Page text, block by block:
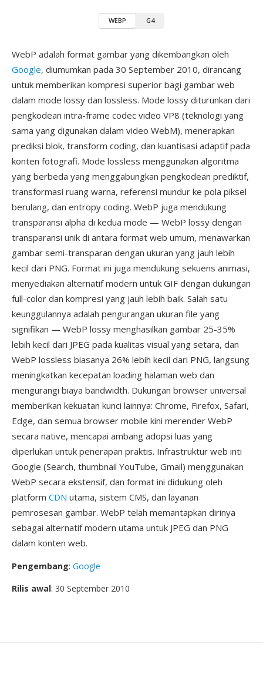
WEBP G4
WebP adalah format gambar yang dikembangkan oleh
Google, diumumkan pada 30 September 2010, dirancang
untuk memberikan kompresi superior bagi gambar web
dalam mode lossy dan lossless. Mode lossy diturunkan dari
pengkodean intra-frame codec video VP8 (teknologi yang
sama yang digunakan dalam video WebM), menerapkan
prediksi blok, transform coding, dan kuantisasi adaptif pada
konten fotografi. Mode lossless menggunakan algoritma
yang berbeda yang menggabungkan pengkodean prediktif,
transformasi ruang warna, referensi mundur ke pola piksel
berulang, dan entropy coding. WebP juga mendukung
transparansi alpha di kedua mode — WebP lossy dengan
transparansi unik di antara format web umum, menawarkan
gambar semi-transparan dengan ukuran yang jauh lebih
kecil dari PNG. Format ini juga mendukung sekuens animasi,
menyediakan alternatif modern untuk GIF dengan dukungan
full-color dan kompresi yang jauh lebih baik. Salah satu
keunggulannya adalah pengurangan ukuran file yang
signifikan — WebP lossy menghasilkan gambar 25-35%
lebih kecil dari JPEG pada kualitas visual yang setara, dan
WebP lossless biasanya 26% lebih kecil dari PNG, langsung
meningkatkan kecepatan loading halaman web dan
mengurangi biaya bandwidth. Dukungan browser universal
memberikan kekuatan kunci lainnya: Chrome, Firefox, Safari,
Edge, dan semua browser mobile kini merender WebP
secara native, mencapai ambang adopsi luas yang
diperlukan untuk penerapan praktis. Infrastruktur web inti
Google (Search, thumbnail YouTube, Gmail) menggunakan
WebP secara ekstensif, dan format ini didukung oleh
platform CDN utama, sistem CMS, dan layanan
pemrosesan gambar. WebP telah memantapkan dirinya
sebagai alternatif modern utama untuk JPEG dan PNG
dalam konten web.
Pengembang: Google
Rilis awal: 30 September 2010